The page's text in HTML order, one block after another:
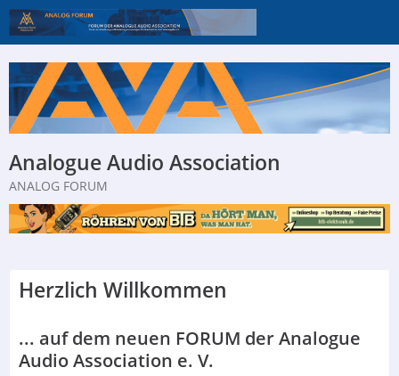
Analogue Audio Association
ANALOG FORUM
Herzlich Willkommen
... auf dem neuen FORUM der Analogue
Audio Association e. V.